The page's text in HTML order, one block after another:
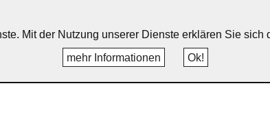
Mit der Nutzung unserer Dienste erklären Sie
mehr Informationen
Ok!